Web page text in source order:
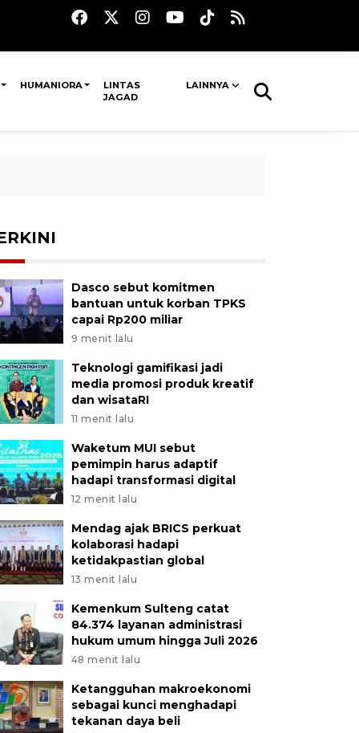
HUMANIORA
LINTAS
JAGAD
LAINNYA
Dasco sebut komitmen
bantuan untuk korban TPKS
capai Rp200 miliar
9 menit lalu
Teknologi gamifikasi jadi
media promosi produk kreatif
dan wisataRI
11 menit lalu
Waketum MUI sebut
pemimpin harus adaptif
hadapi transformasi digital
12 menit lalu
Mendag ajak BRICS perkuat
kolaborasi hadapi
ketidakpastian global
13 menit lalu
Kemenkum Sulteng catat
84.374 layanan administrasi
hukum umum hingga Juli 2026
48 menit lalu
Ketangguhan makroekonomi
sebagai kunci menghadapi
tekanan daya beli